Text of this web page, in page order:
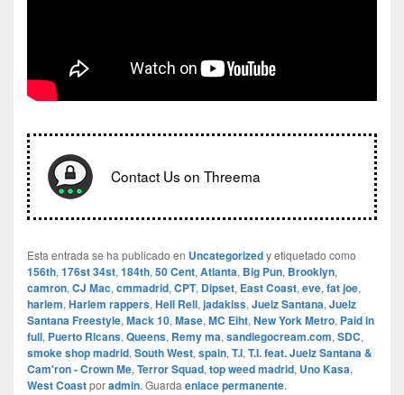
Contact Us on Threema
Esta entrada se ha publicado en Uncategorizedy etiquetado como
156th, 176st 34st, 184th, 50 Cent, Atlanta, Big Pun, Brooklyn,
camron, CJ Mac, cmmadrid, CPT, Dipset, East Coast, eve, fat joe,
harlem, Harlem rappers, Hell Rell, jadakiss, Juelz Santana, Juelz
Santana Freestyle, Mack 10, Mase, MC Eiht, New York Metro, Paid in
full, Puerto Ricans, Queens, Remy ma, sandiegocream.com, SDC,
smoke shop madrid, South West, spain, T.I, T.I. feat. Juelz Santana &
Cam'ron - Crown Me, Terror Squad, top weed madrid, Uno Kasa,
West Coastporadmin. Guarda enlace permanente.